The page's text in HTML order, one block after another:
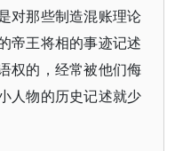
对那些制造混账理论
帝王将相的事迹记述
权的，经常被他们侮
人物的历史记述就少